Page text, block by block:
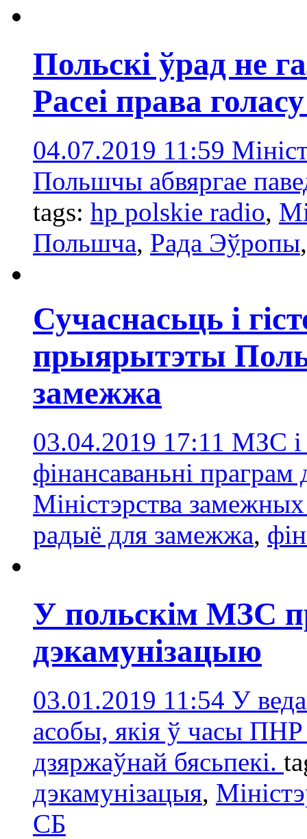
Польскі ўрад не
Расеі права
04.07.2019 11:59
Польшчы абвяргае
tags: hp polskie radio,
Польшчa, Радa Эўропы
Сучаснасьць і
прыярытэты
замежжа
03.04.2019 17:11 МЗС і
фінансаваньні
Міністэрства
радыё для замежжа,
У польскім МЗС
дэкамунізацыю
03.01.2019 11:54 У
асобы, якія ў часы ПНР
дзяржаўнай бясьпекі.
дэкамунізацыя,
СБ